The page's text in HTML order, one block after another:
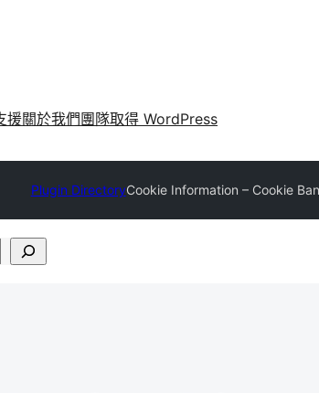
援關於我們 團隊取得 WordPress
Plugin DirectoryCookie Information – Cookie